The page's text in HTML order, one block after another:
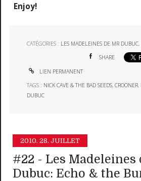
Enjoy!
CATÉGORIES : LES MADELEINES DE MR DUBUC,
SHARE
LIEN PERMANENT
TAGS : NICK CAVE & THE BAD SEEDS,CROONER,
DUBUC
2010. 28. JUILLET
#22 - Les Madeleines
Dubuc: Echo & the